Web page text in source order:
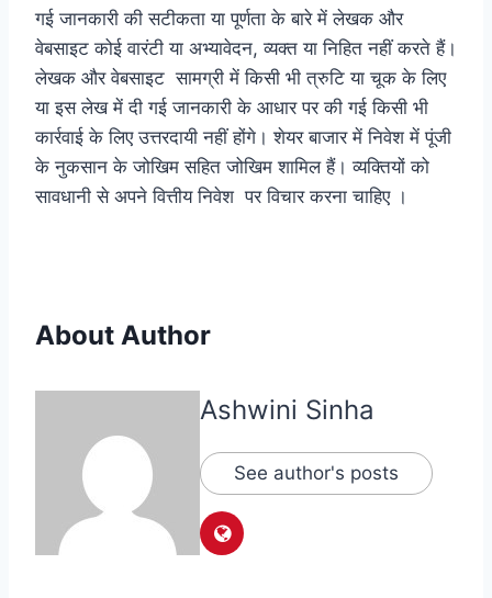
गई जानकारी की सटीकता या पूर्णता के बारे में लेखक और
वेबसाइट कोई वारंटी या अभ्यावेदन, व्यक्त या निहित नहीं करते हैं।
लेखक और वेबसाइट सामग्री में किसी भी त्रुटि या चूक के लिए
या इस लेख में दी गई जानकारी के आधार पर की गई किसी भी
कार्रवाई के लिए उत्तरदायी नहीं होंगे। शेयर बाजार में निवेश में पूंजी
के नुकसान के जोखिम सहित जोखिम शामिल हैं। व्यक्तियों को
सावधानी से अपने वित्तीय निवेश पर विचार करना चाहिए ।
About Author
Ashwini Sinha
See author's posts